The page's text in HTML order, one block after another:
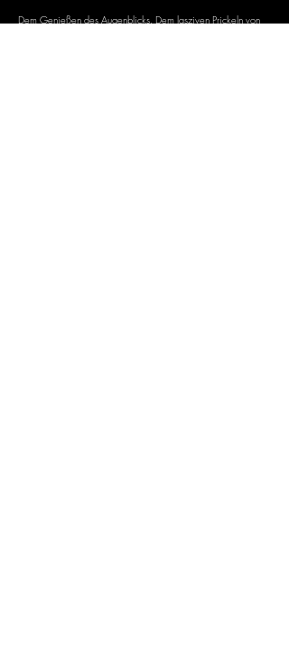
Dem Genießen des Augenblicks. Dem lasziven Prickeln von